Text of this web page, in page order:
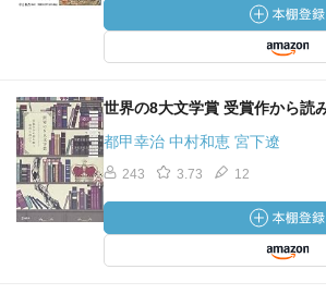
世界の8大文学賞 受賞作から読
都甲幸治 中村和恵 宮下遼
243 3.73 12